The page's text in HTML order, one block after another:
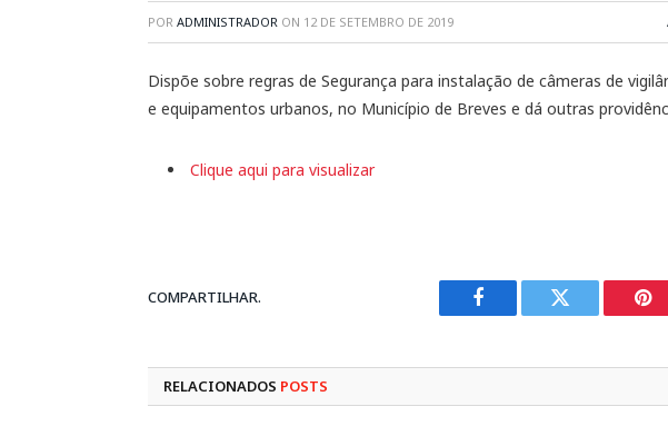
POR ADMINISTRADOR ON 12 DE SETEMBRO DE 2019
Dispõe sobre regras de Segurança para instalação de câmeras de
e equipamentos urbanos, no Município de Breves e dá outras
Clique aqui para visualizar
COMPARTILHAR.
Facebook Twitter
RELACIONADOS POSTS